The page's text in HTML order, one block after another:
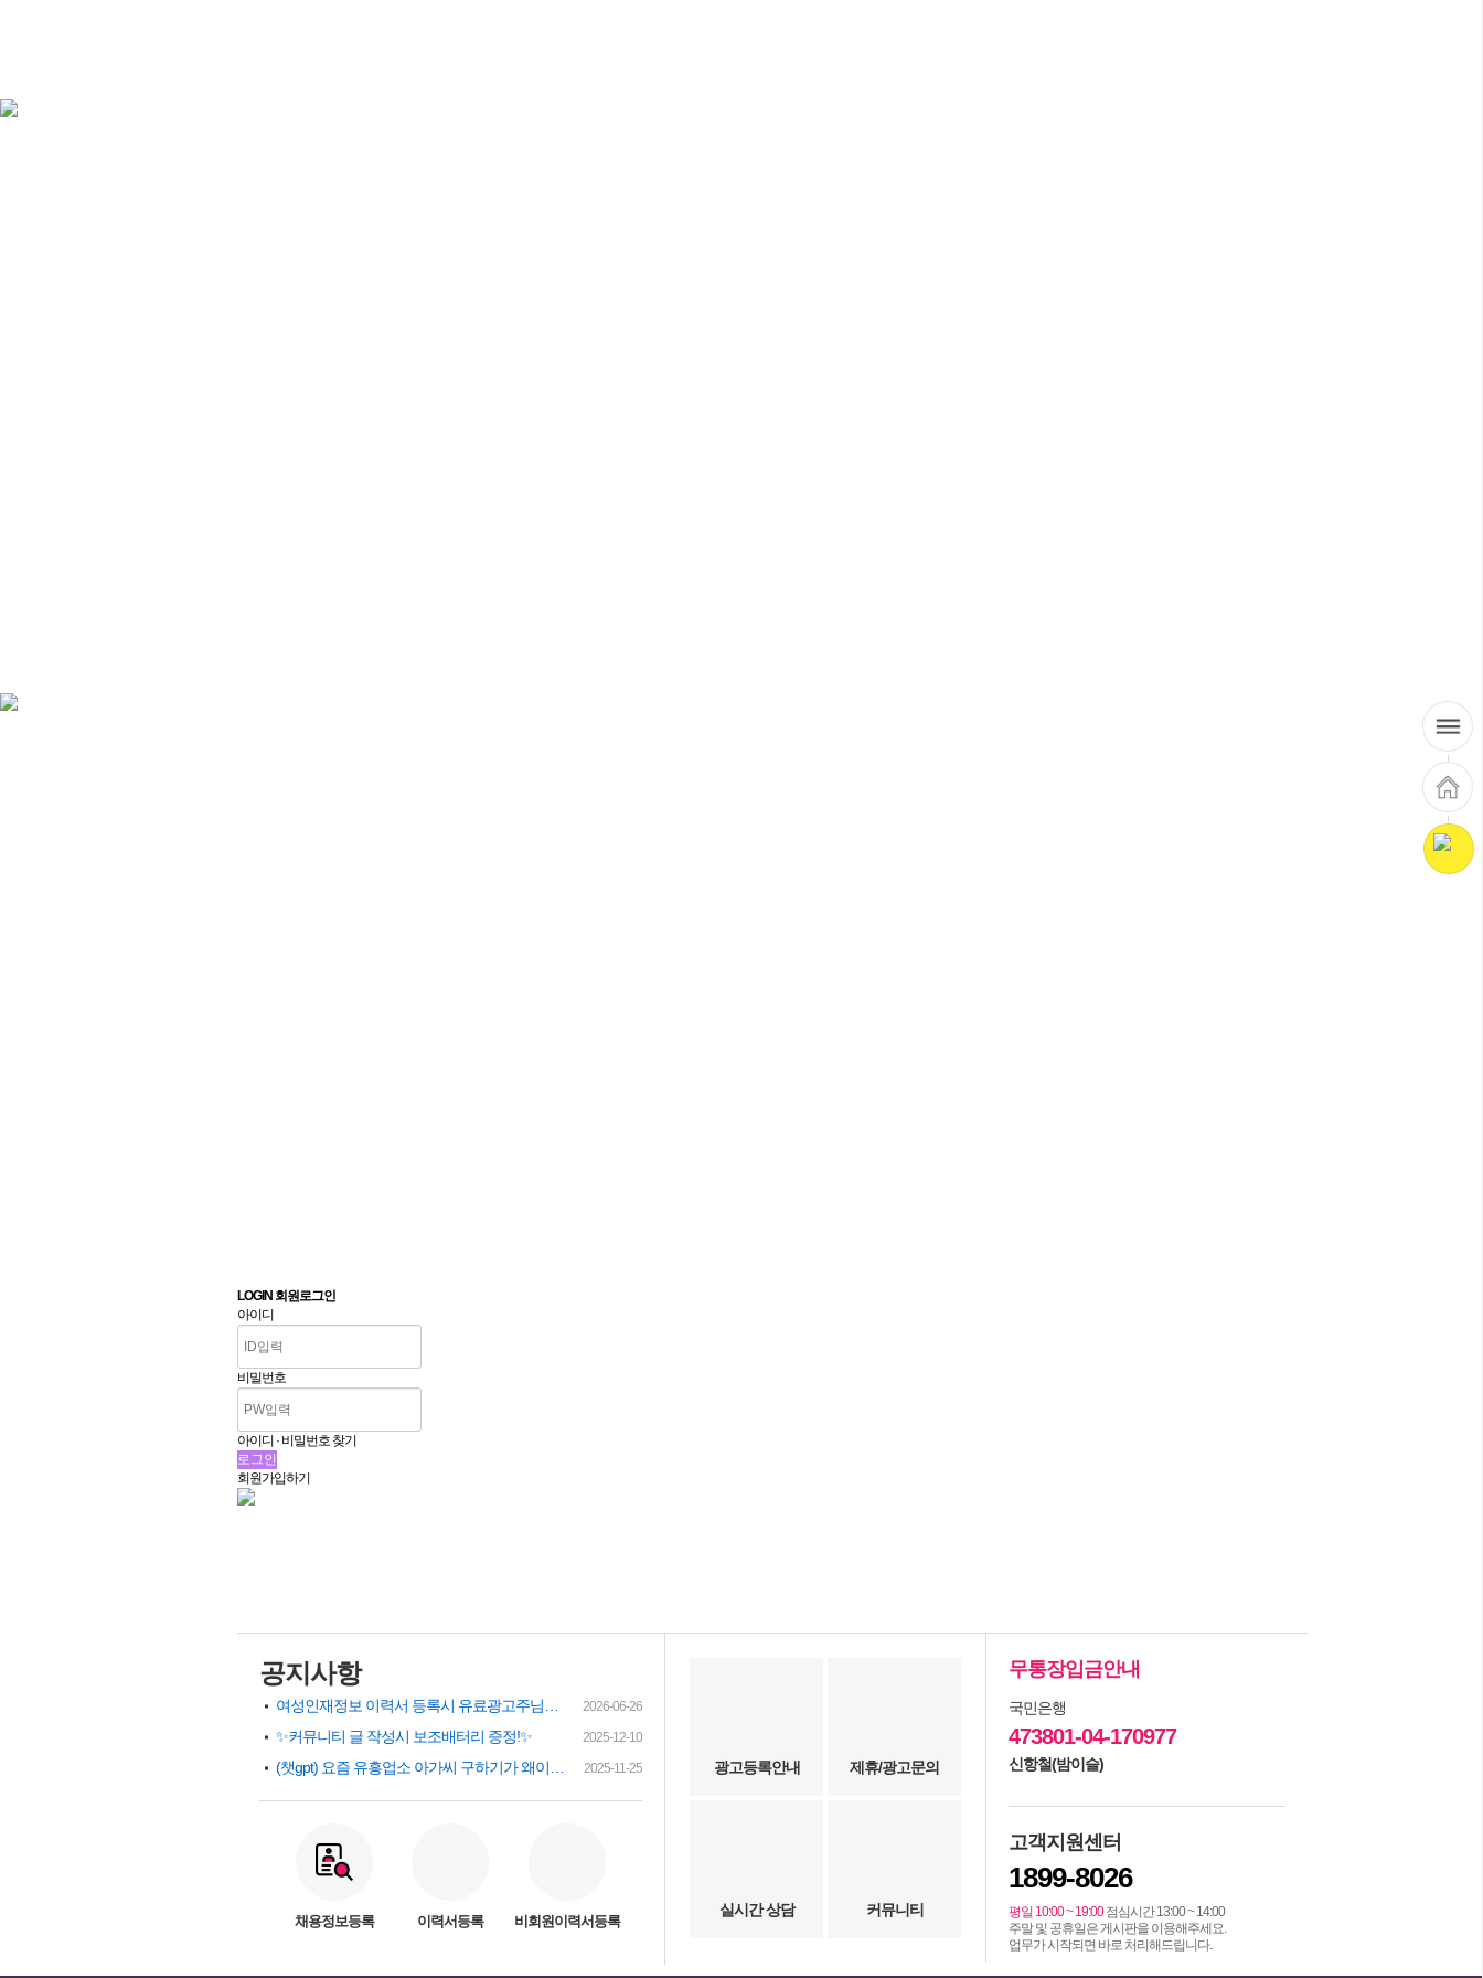
LOGIN 회원로그인
아이디
비밀번호
아이디 · 비밀번호 찾기
회원가입하기
공지사항
2026-06-26
✨커뮤니티 글 작성시 보조배터리 증정!✨ 2025-12-10
2025-11-25
채용정보등록 이력서등록 비회원이력서등록
광고등록안내 제휴/광고문의
실시간 상담 커뮤니티
무통장입금안내
국민은행
473801-04-170977
신항철(밤이슬)
고객지원센터
1899-8026
평일 10:00 ~ 19:00점심시간 13:00 ~ 14:00
주말 및 공휴일은 게시판을 이용해주세요.
업무가 시작되면 바로 처리해드립니다.